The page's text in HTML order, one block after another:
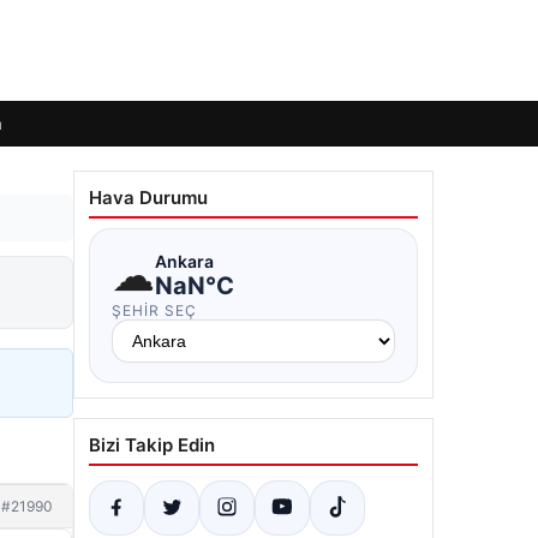
#21990
Hava Durumu
☁Ankara
NaN°C
ŞEHIR SEÇ
Bizi Takip Edin